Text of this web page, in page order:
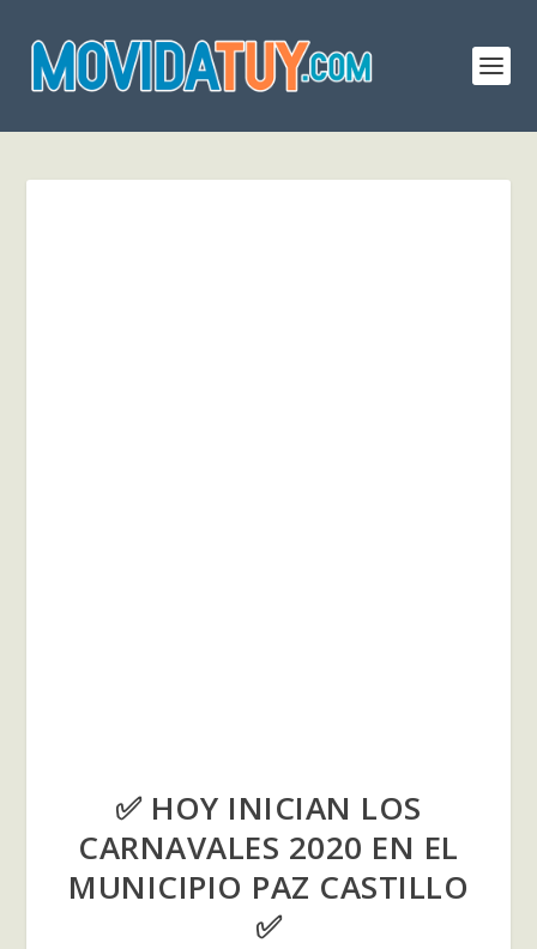
✅ HOY INICIAN LOS
CARNAVALES 2020 EN EL
MUNICIPIO PAZ CASTILLO
✅